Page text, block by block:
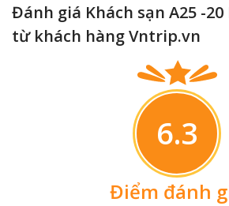
Đánh giá Khách sạn A25 -
từ khách hàng Vntrip.vn
6.3
Điểm đánh